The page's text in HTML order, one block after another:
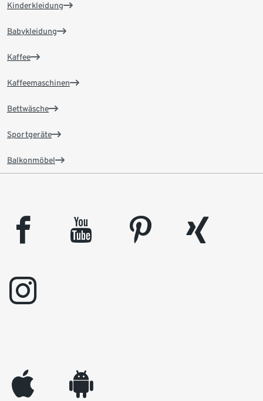
Kinderkleidung
Babykleidung
Kaffee
Kaffeemaschinen
Bettwäsche
Sportgeräte
Balkonmöbel
facebook youtube pinterest
xing
instagram
appleinc android